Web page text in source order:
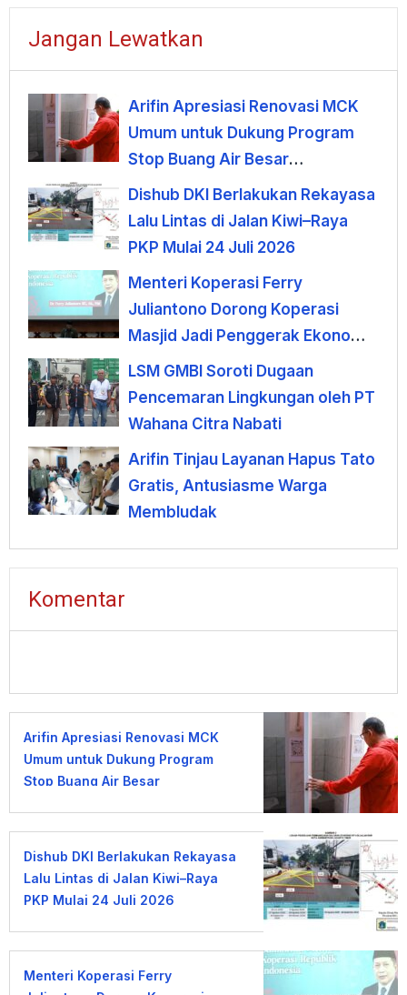
Jangan Lewatkan
Arifin Apresiasi Renovasi MCK
Umum untuk Dukung Program
Stop Buang Air Besar
Sembarangan
Dishub DKI Berlakukan Rekayasa
Lalu Lintas di Jalan Kiwi–Raya
PKP Mulai 24 Juli 2026
Menteri Koperasi Ferry
Juliantono Dorong Koperasi
Masjid Jadi Penggerak Ekonomi
Umat
LSM GMBI Soroti Dugaan
Pencemaran Lingkungan oleh PT
Wahana Citra Nabati
Arifin Tinjau Layanan Hapus Tato
Gratis, Antusiasme Warga
Membludak
Komentar
Arifin Apresiasi Renovasi MCK
Umum untuk Dukung Program
Stop Buang Air Besar
Dishub DKI Berlakukan Rekayasa
Lalu Lintas di Jalan Kiwi–Raya
PKP Mulai 24 Juli 2026
Menteri Koperasi Ferry